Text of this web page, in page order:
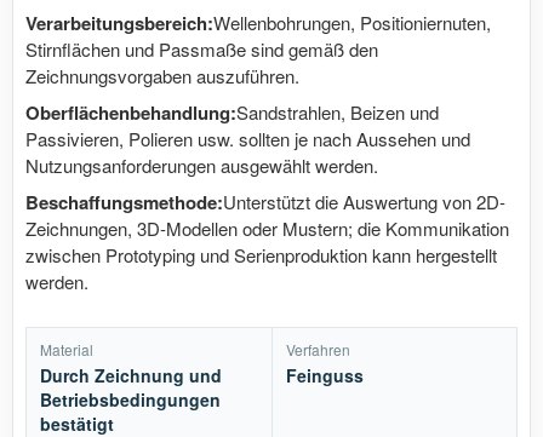
Verarbeitungsbereich:Wellenbohrungen, Positioniernuten,
Stirnflächen und Passmaße sind gemäß den
Zeichnungsvorgaben auszuführen.
Oberflächenbehandlung:Sandstrahlen, Beizen und
Passivieren, Polieren usw. sollten je nach Aussehen und
Nutzungsanforderungen ausgewählt werden.
Beschaffungsmethode:Unterstützt die Auswertung von 2D-
Zeichnungen, 3D-Modellen oder Mustern; die Kommunikation
zwischen Prototyping und Serienproduktion kann hergestellt
werden.
Material
Durch Zeichnung und
Betriebsbedingungen
bestätigt
Verfahren
Feinguss